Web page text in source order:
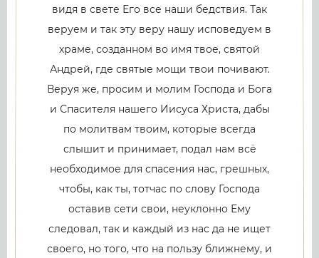
видя в свете Его все наши бедствия. Так
веруем и так эту веру нашу исповедуем в
храме, созданном во имя твое, святой
Андрей, где святые мощи твои почивают.
Веруя же, просим и молим Господа и Бога
и Спасителя нашего Иисуса Христа, дабы
по молитвам твоим, которые всегда
слышит и принимает, подал нам всё
необходимое для спасения нас, грешных,
чтобы, как ты, тотчас по слову Господа
оставив сети свои, неуклонно Ему
следовал, так и каждый из нас да не ищет
своего, но того, что на пользу ближнему, и